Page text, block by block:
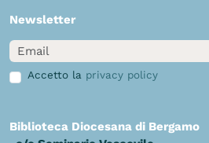
Newsletter
Email
Accetto la privacy policy
Biblioteca Diocesana di Bergamo